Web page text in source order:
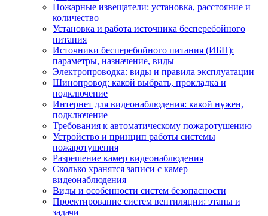
Пожарные извещатели: установка, расстояние и
количество
Установка и работа источника бесперебойного
питания
Источники бесперебойного питания (ИБП):
параметры, назначение, виды
Электропроводка: виды и правила эксплуатации
Шинопровод: какой выбрать, прокладка и
подключение
Интернет для видеонаблюдения: какой нужен,
подключение
Требования к автоматическому пожаротушению
Устройство и принцип работы системы
пожаротушения
Разрешение камер видеонаблюдения
Сколько хранятся записи с камер
видеонаблюдения
Виды и особенности систем безопасности
Проектирование систем вентиляции: этапы и
задачи